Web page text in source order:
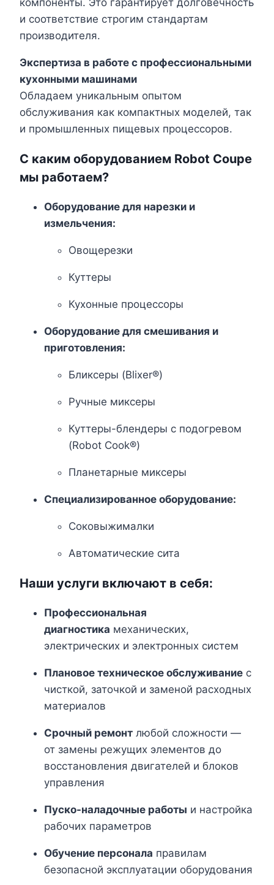
компоненты. Это гарантирует долговечность
и соответствие строгим стандартам
производителя.
Экспертиза в работе с профессиональными
кухонными машинами
Обладаем уникальным опытом
обслуживания как компактных моделей, так
и промышленных пищевых процессоров.
С каким оборудованием Robot Coupe
мы работаем?
Оборудование для нарезки и
измельчения:
Овощерезки
Куттеры
Кухонные процессоры
Оборудование для смешивания и
приготовления:
Бликсеры (Blixer®)
Ручные миксеры
Куттеры-блендеры с подогревом
(Robot Cook®)
Планетарные миксеры
Специализированное оборудование:
Соковыжималки
Автоматические сита
Наши услуги включают в себя:
Профессиональная
диагностика механических,
электрических и электронных систем
Плановое техническое обслуживание с
чисткой, заточкой и заменой расходных
материалов
Срочный ремонт любой сложности —
от замены режущих элементов до
восстановления двигателей и блоков
управления
Пуско-наладочные работы и настройка
рабочих параметров
Обучение персонала правилам
безопасной эксплуатации оборудования